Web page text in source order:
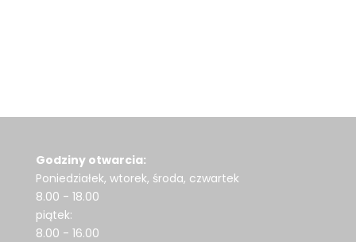
Godziny otwarcia:
Poniedziałek, wtorek, środa, czwartek
8.00 - 18.00
piątek:
8.00 - 16.00